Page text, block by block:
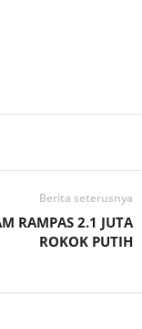
Berita seterusnya
RAMPAS 2.1 JUTA
ROKOK PUTIH